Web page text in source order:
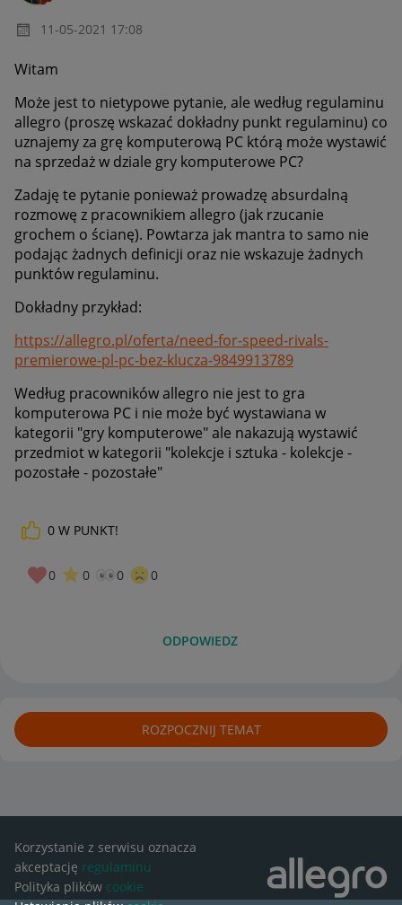
‎11-05-2021 17:08
Witam
Może jest to nietypowe pytanie, ale według regulaminu
allegro (proszę wskazać dokładny punkt regulaminu) co
uznajemy za grę komputerową PC którą może wystawić
na sprzedaż w dziale gry komputerowe PC?
Zadaję te pytanie ponieważ prowadzę absurdalną
rozmowę z pracownikiem allegro (jak rzucanie
grochem o ścianę). Powtarza jak mantra to samo nie
podając żadnych definicji oraz nie wskazuje żadnych
punktów regulaminu.
Dokładny przykład:
https://allegro.pl/oferta/need-for-speed-rivals-
premierowe-pl-pc-bez-klucza-9849913789
Według pracowników allegro nie jest to gra
komputerowa PC i nie może być wystawiana w
kategorii "gry komputerowe" ale nakazują wystawić
przedmiot w kategorii "kolekcje i sztuka - kolekcje -
pozostałe - pozostałe"
0 W PUNKT!
0 0 0 0
ODPOWIEDZ
ROZPOCZNIJ TEMAT
Korzystanie z serwisu oznacza
akceptację regulaminu
Polityka plików cookie